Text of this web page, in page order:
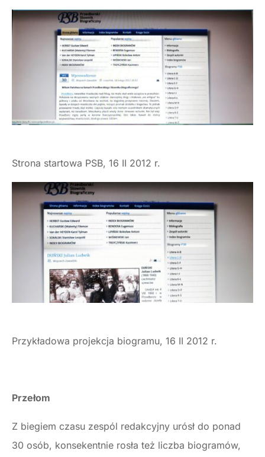
Strona startowa PSB, 16 II 2012 r.
Przykładowa projekcja biogramu, 16 II 2012 r.
Przełom
Z biegiem czasu zespól redakcyjny urósł do ponad
30 osób, konsekentnie rosła też liczba biogramów,